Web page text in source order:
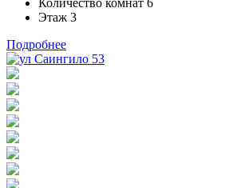
Количество комнат 6
Этаж 3
Подробнее